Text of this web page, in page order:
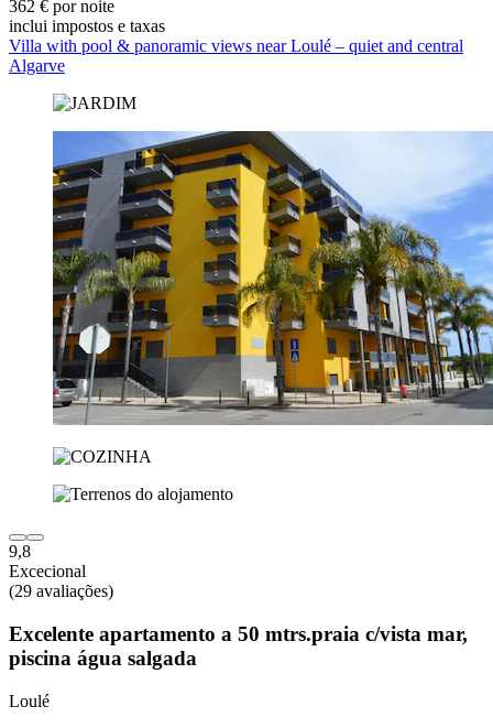
362 € por noite
inclui impostos e taxas
Villa with pool & panoramic views near Loulé – quiet and central
Algarve
9,8
Excecional
(29 avaliações)
Excelente apartamento a 50 mtrs.praia c/vista mar,
piscina água salgada
Loulé